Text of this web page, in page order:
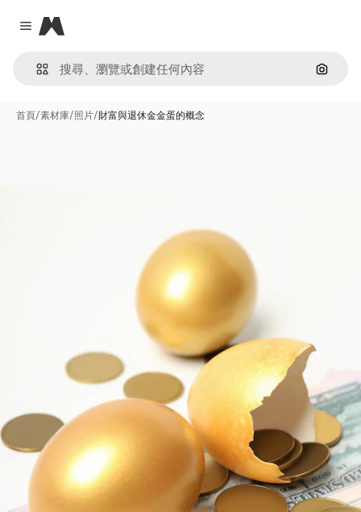
Close menu
Magnific
通過圖
首頁/素材庫/照片/財富與退休金金蛋的概念